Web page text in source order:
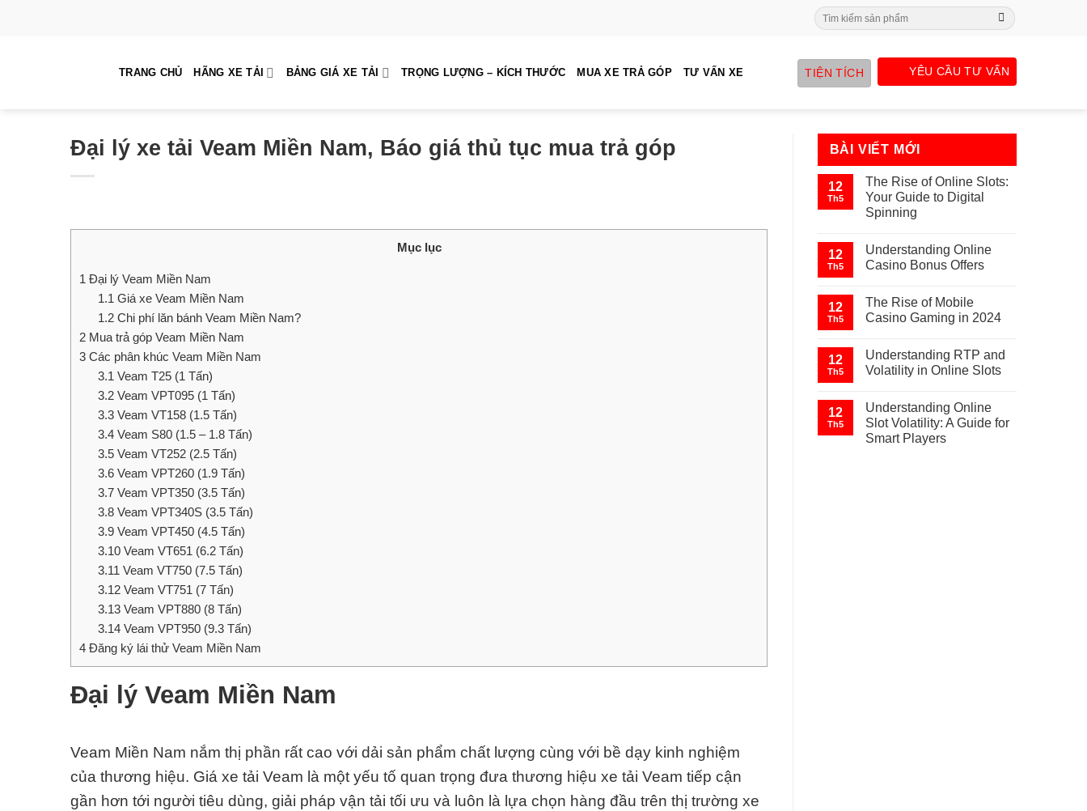
Search
for:
TRANG CHỦ HÃNG XE TẢI BẢNG GIÁ XE TẢI TRỌNG LƯỢNG – KÍCH THƯỚC MUA XE TRẢ GÓP TƯ VẤN XE TIỆN TÍCH YÊU CẦU TƯ VẤN
Đại lý xe tải Veam Miền Nam, Báo giá thủ tục mua trả góp
Mục lục
1 Đại lý Veam Miền Nam
1.1 Giá xe Veam Miền Nam
1.2Chi phí lăn bánh Veam Miền Nam?
2 Mua trả góp Veam Miền Nam
3 Các phân khúc Veam Miền Nam
3.1 Veam T25 (1 Tấn)
3.2Veam VPT095 (1 Tấn)
3.3Veam VT158 (1.5 Tấn)
3.4Veam S80 (1.5 – 1.8 Tấn)
3.5Veam VT252 (2.5 Tấn)
3.6Veam VPT260 (1.9 Tấn)
3.7Veam VPT350 (3.5 Tấn)
3.8Veam VPT340S (3.5 Tấn)
3.9Veam VPT450 (4.5 Tấn)
3.10Veam VT651 (6.2 Tấn)
3.11 Veam VT750 (7.5 Tấn)
3.12Veam VT751 (7 Tấn)
3.13Veam VPT880 (8 Tấn)
3.14Veam VPT950 (9.3 Tấn)
4 Đăng ký lái thử Veam Miền Nam
Đại lý Veam Miền Nam
Veam Miền Nam nắm thị phần rất cao với dải sản phẩm chất lượng cùng với bề dạy kinh nghiệm
của thương hiệu. Giá xe tải Veam là một yếu tố quan trọng đưa thương hiệu xe tải Veam tiếp cận
gần hơn tới người tiêu dùng, giải pháp vận tải tối ưu và luôn là lựa chọn hàng đầu trên thị trường xe
BÀI VIẾT MỚI
12
Th5
The Rise of Online Slots:
Your Guide to Digital
Spinning
12
Th5
Understanding Online
Casino Bonus Offers
12
Th5
The Rise of Mobile
Casino Gaming in 2024
12
Th5
Understanding RTP and
Volatility in Online Slots
12
Th5
Understanding Online
Slot Volatility: A Guide for
Smart Players